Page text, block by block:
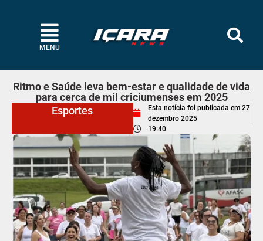
MENU
Ritmo e Saúde leva bem-estar e qualidade de vida
para cerca de mil criciumenses em 2025
Esportes
Esta notícia foi publicada em 27
dezembro 2025
19:40